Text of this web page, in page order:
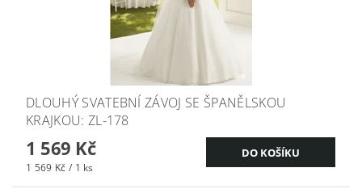
DLOUHÝ SVATEBNÍ ZÁVOJ SE ŠPANĚLSKOU
KRAJKOU: ZL-178
1 569 Kč
1 569 Kč / 1 ks